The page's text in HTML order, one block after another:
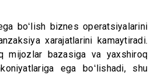
boʻlish biznes operatsiyalarini
xarajatlarini kamaytiradi.
mijozlar bazasiga va yaxshiroq
ega boʻlishadi, shu